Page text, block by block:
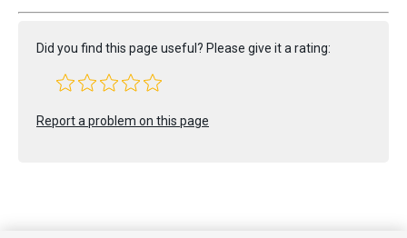
Did you find this page useful? Please give it a rating:
Report a problem on this page